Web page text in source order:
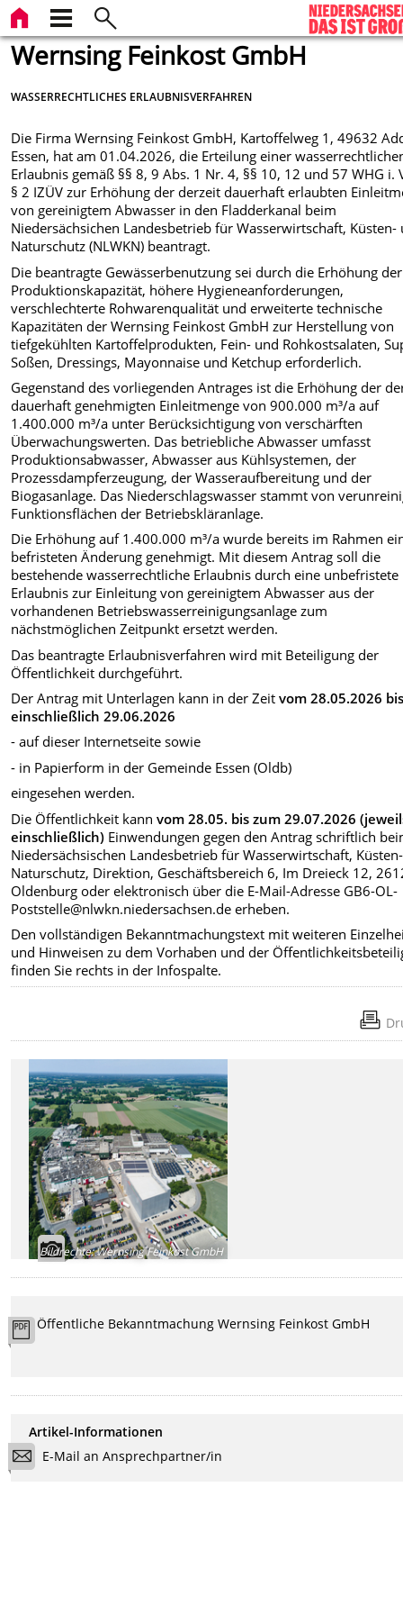
Wernsing Feinkost GmbH
WASSERRECHTLICHES ERLAUBNISVERFAHREN
Die Firma Wernsing Feinkost GmbH, Kartoffelweg 1, 49632
Essen, hat am 01.04.2026, die Erteilung einer
Erlaubnis gemäß §§ 8, 9 Abs. 1 Nr. 4, §§ 10, 12 und 57 WHG i.
§ 2 IZÜV zur Erhöhung der derzeit dauerhaft erlaubten
von gereinigtem Abwasser in den Fladderkanal beim
Niedersächsichen Landesbetrieb für Wasserwirtschaft, Küsten-
Naturschutz (NLWKN) beantragt.
Die beantragte Gewässerbenutzung sei durch die Erhöhung der
Produktionskapazität, höhere Hygieneanforderungen,
verschlechterte Rohwarenqualität und erweiterte technische
Kapazitäten der Wernsing Feinkost GmbH zur Herstellung von
tiefgekühlten Kartoffelprodukten, Fein- und Rohkostsalaten,
Soßen, Dressings, Mayonnaise und Ketchup erforderlich.
Gegenstand des vorliegenden Antrages ist die Erhöhung der
dauerhaft genehmigten Einleitmenge von 900.000 m³/a auf
1.400.000 m³/a unter Berücksichtigung von verschärften
Überwachungswerten. Das betriebliche Abwasser umfasst
Produktionsabwasser, Abwasser aus Kühlsystemen, der
Prozessdampferzeugung, der Wasseraufbereitung und der
Biogasanlage. Das Niederschlagswasser stammt von
Funktionsflächen der Betriebskläranlage.
Die Erhöhung auf 1.400.000 m³/a wurde bereits im Rahmen
befristeten Änderung genehmigt. Mit diesem Antrag soll die
bestehende wasserrechtliche Erlaubnis durch eine unbefristete
Erlaubnis zur Einleitung von gereinigtem Abwasser aus der
vorhandenen Betriebswasserreinigungsanlage zum
nächstmöglichen Zeitpunkt ersetzt werden.
Das beantragte Erlaubnisverfahren wird mit Beteiligung der
Öffentlichkeit durchgeführt.
Der Antrag mit Unterlagen kann in der Zeitvom 28.05.2026
einschließlich 29.06.2026
- auf dieser Internetseite sowie
- in Papierform in der Gemeinde Essen (Oldb)
eingesehen werden.
Die Öffentlichkeit kannvom 28.05. bis zum 29.07.2026
einschließlich) Einwendungen gegen den Antrag schriftlich
Niedersächsischen Landesbetrieb für Wasserwirtschaft,
Naturschutz, Direktion, Geschäftsbereich 6, Im Dreieck 12,
Oldenburg oder elektronisch über die E-Mail-Adresse GB6-OL-
Poststelle@nlwkn.niedersachsen.de erheben.
Den vollständigen Bekanntmachungstext mit weiteren
und Hinweisen zu dem Vorhaben und der
finden Sie rechts in der Infospalte.
Bildrechte:Wernsing Feinkost GmbH
Öffentliche Bekanntmachung Wernsing Feinkost GmbH
Artikel-Informationen
E-Mail an Ansprechpartner/in